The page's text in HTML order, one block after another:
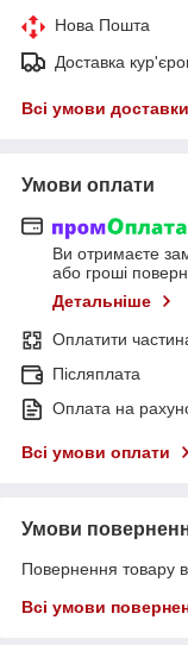
Нова Пошта
Доставка
Всі умови доставки
Умови оплати
Ви отримаєте
або гроші
Детальніше
Оплатити
Післяплата
Оплата на
Всі умови оплати
Умови
Повернення товару
Всі умови